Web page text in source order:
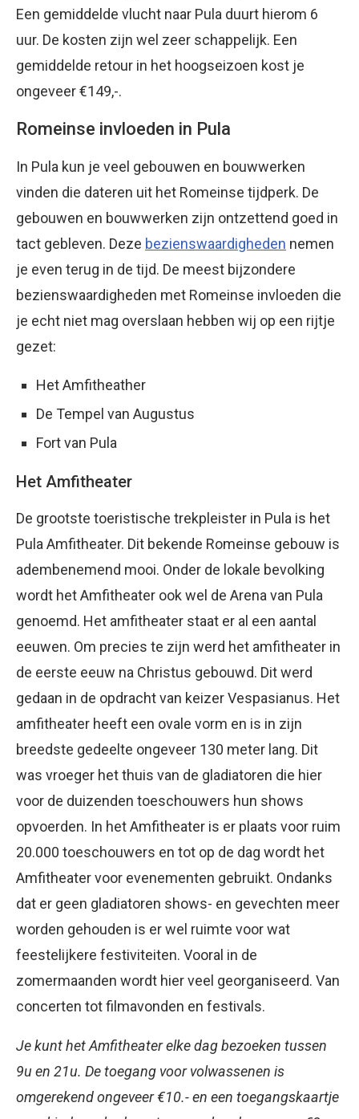
Een gemiddelde vlucht naar Pula duurt hierom 6
uur. De kosten zijn wel zeer schappelijk. Een
gemiddelde retour in het hoogseizoen kost je
ongeveer €149,-.
Romeinse invloeden in Pula
In Pula kun je veel gebouwen en bouwwerken
vinden die dateren uit het Romeinse tijdperk. De
gebouwen en bouwwerken zijn ontzettend goed in
tact gebleven. Deze bezienswaardigheden nemen
je even terug in de tijd. De meest bijzondere
bezienswaardigheden met Romeinse invloeden die
je echt niet mag overslaan hebben wij op een rijtje
gezet:
Het Amfitheather
De Tempel van Augustus
Fort van Pula
Het Amfitheater
De grootste toeristische trekpleister in Pula is het
Pula Amfitheater. Dit bekende Romeinse gebouw is
adembenemend mooi. Onder de lokale bevolking
wordt het Amfitheater ook wel de Arena van Pula
genoemd. Het amfitheater staat er al een aantal
eeuwen. Om precies te zijn werd het amfitheater in
de eerste eeuw na Christus gebouwd. Dit werd
gedaan in de opdracht van keizer Vespasianus. Het
amfitheater heeft een ovale vorm en is in zijn
breedste gedeelte ongeveer 130 meter lang. Dit
was vroeger het thuis van de gladiatoren die hier
voor de duizenden toeschouwers hun shows
opvoerden. In het Amfitheater is er plaats voor ruim
20.000 toeschouwers en tot op de dag wordt het
Amfitheater voor evenementen gebruikt. Ondanks
dat er geen gladiatoren shows- en gevechten meer
worden gehouden is er wel ruimte voor wat
feestelijkere festiviteiten. Vooral in de
zomermaanden wordt hier veel georganiseerd. Van
concerten tot filmavonden en festivals.
Je kunt het Amfitheater elke dag bezoeken tussen
9u en 21u. De toegang voor volwassenen is
omgerekend ongeveer €10.- en een toegangskaartje